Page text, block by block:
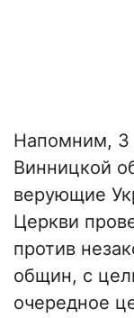
Напомним, 3
Винницкой
верующие
Церкви
против
общин, с
очередное